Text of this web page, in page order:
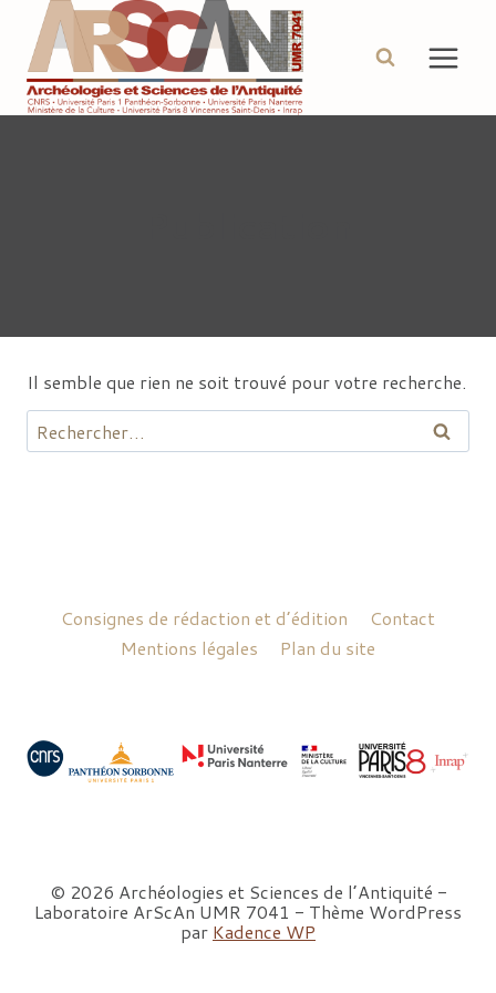
contenu
Il semble que rien ne soit trouvé pour votre recherche.
Rechercher :
Consignes de rédaction et d’édition
Contact
Mentions légales
Plan du site
© 2026 Archéologies et Sciences de l’Antiquité -
Laboratoire ArScAn UMR 7041 - Thème WordPress
par Kadence WP